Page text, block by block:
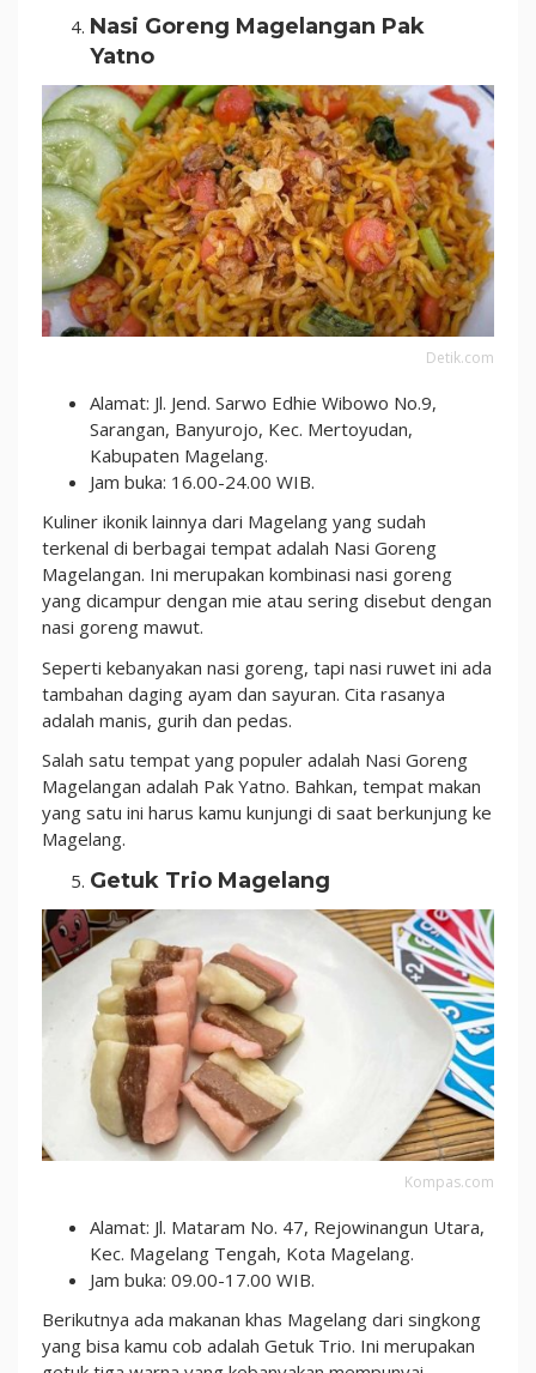
Nasi Goreng Magelangan Pak
Yatno
Detik.com
Alamat: Jl. Jend. Sarwo Edhie Wibowo No.9,
Sarangan, Banyurojo, Kec. Mertoyudan,
Kabupaten Magelang.
Jam buka: 16.00-24.00 WIB.
Kuliner ikonik lainnya dari Magelang yang sudah
terkenal di berbagai tempat adalah Nasi Goreng
Magelangan. Ini merupakan kombinasi nasi goreng
yang dicampur dengan mie atau sering disebut dengan
nasi goreng mawut.
Seperti kebanyakan nasi goreng, tapi nasi ruwet ini ada
tambahan daging ayam dan sayuran. Cita rasanya
adalah manis, gurih dan pedas.
Salah satu tempat yang populer adalah Nasi Goreng
Magelangan adalah Pak Yatno. Bahkan, tempat makan
yang satu ini harus kamu kunjungi di saat berkunjung ke
Magelang.
Getuk Trio Magelang
Kompas.com
Alamat: Jl. Mataram No. 47, Rejowinangun Utara,
Kec. Magelang Tengah, Kota Magelang.
Jam buka: 09.00-17.00 WIB.
Berikutnya ada makanan khas Magelang dari singkong
yang bisa kamu cob adalah Getuk Trio. Ini merupakan